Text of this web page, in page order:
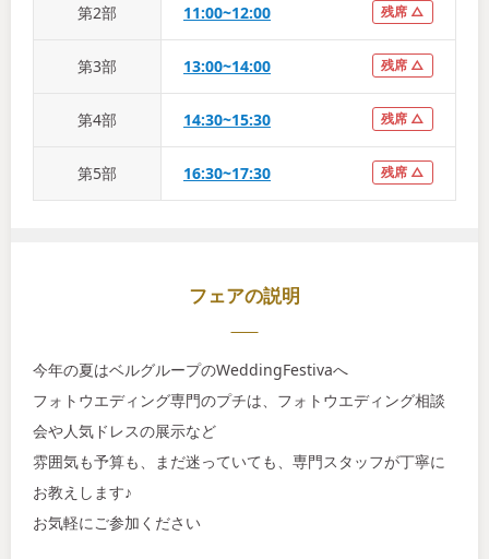
第2部 11:00~12:00 残席 △
第3部 13:00~14:00 残席 △
第4部 14:30~15:30 残席 △
第5部 16:30~17:30 残席 △
フェアの説明
今年の夏はベルグループのWeddingFestivaへ
フォトウエディング専門のプチは、フォトウエディング相談
会や人気ドレスの展示など
雰囲気も予算も、まだ迷っていても、専門スタッフが丁寧に
お教えします♪
お気軽にご参加ください